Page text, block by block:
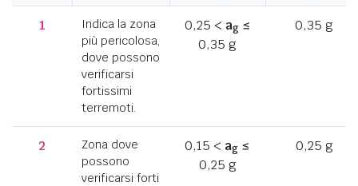
1
Indica la zona
più pericolosa,
dove possono
verificarsi
fortissimi
terremoti.
0,25 < ag≤
0,35 g
0,35 g
2
Zona dove
possono
verificarsi forti
0,15 < ag ≤
0,25 g
0,25 g